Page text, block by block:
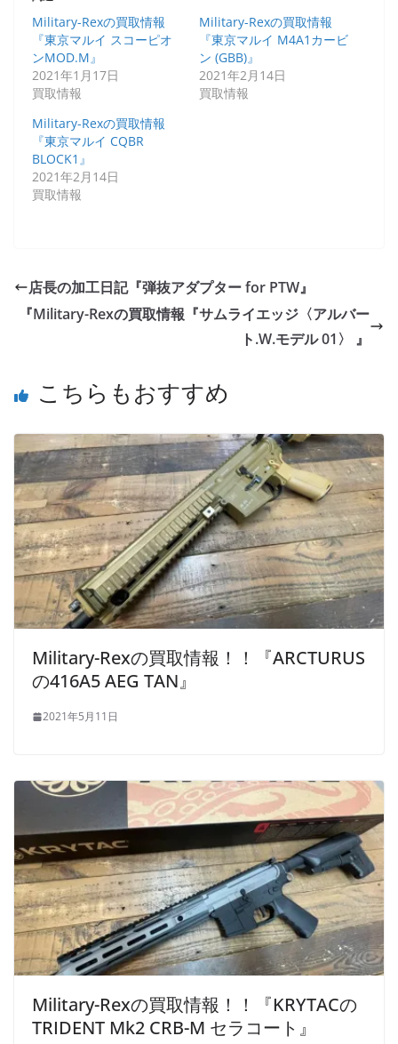
Military-Rexの買取情報
『東京マルイ スコーピオ
ンMOD.M』
2021年1月17日
買取情報
Military-Rexの買取情報
『東京マルイ M4A1カービ
ン (GBB)』
2021年2月14日
買取情報
Military-Rexの買取情報
『東京マルイ CQBR
BLOCK1』
2021年2月14日
買取情報
店長の加工日記『弾抜アダプター for PTW』
『Military-Rexの買取情報『サムライエッジ〈アルバー
ト.W.モデル 01〉 』
こちらもおすすめ
Military-Rexの買取情報！！『ARCTURUS
の416A5 AEG TAN』
2021年5月11日
Military-Rexの買取情報！！『KRYTACの
TRIDENT Mk2 CRB-M セラコート』